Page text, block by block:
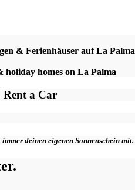
& Ferienhäuser auf La Palma
holiday homes on La Palma
Rent a Car
deinen eigenen Sonnenschein mit.